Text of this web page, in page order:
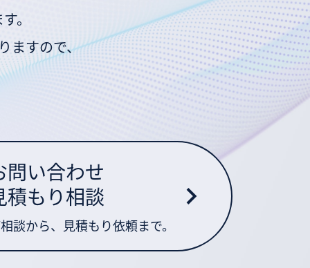
。
ますので、
問い合わせ
積もり相談
談から、見積もり依頼まで。